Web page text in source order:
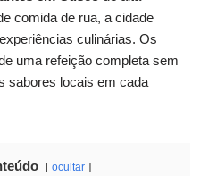
comida de rua, a cidade
culinárias. Os
uma refeição completa sem
sabores locais em cada
ocultar